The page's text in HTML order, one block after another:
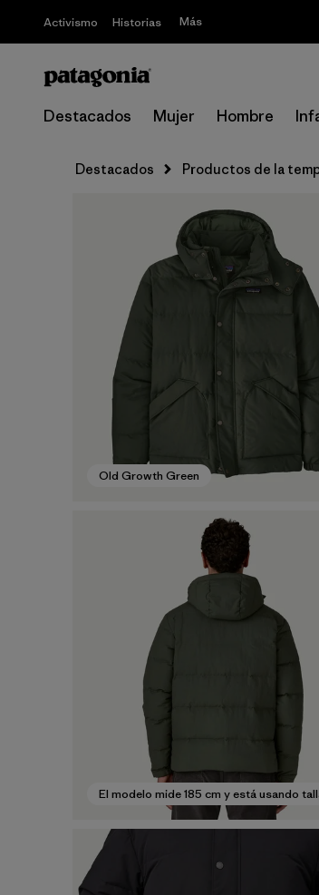
Activismo Historias Más
Destacados Mujer Hombre
Destacados Productos de la
Old Growth Green
El modelo mide 185 cm y está usando